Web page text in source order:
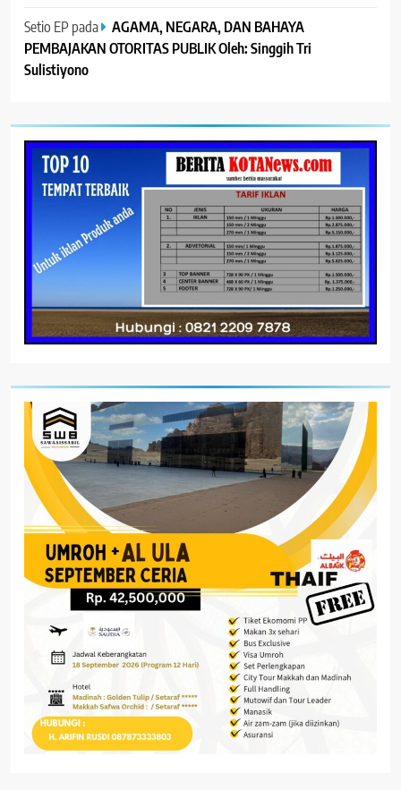
Setio EP pada
AGAMA, NEGARA, DAN BAHAYA
PEMBAJAKAN OTORITAS PUBLIK Oleh: Singgih Tri
Sulistiyono